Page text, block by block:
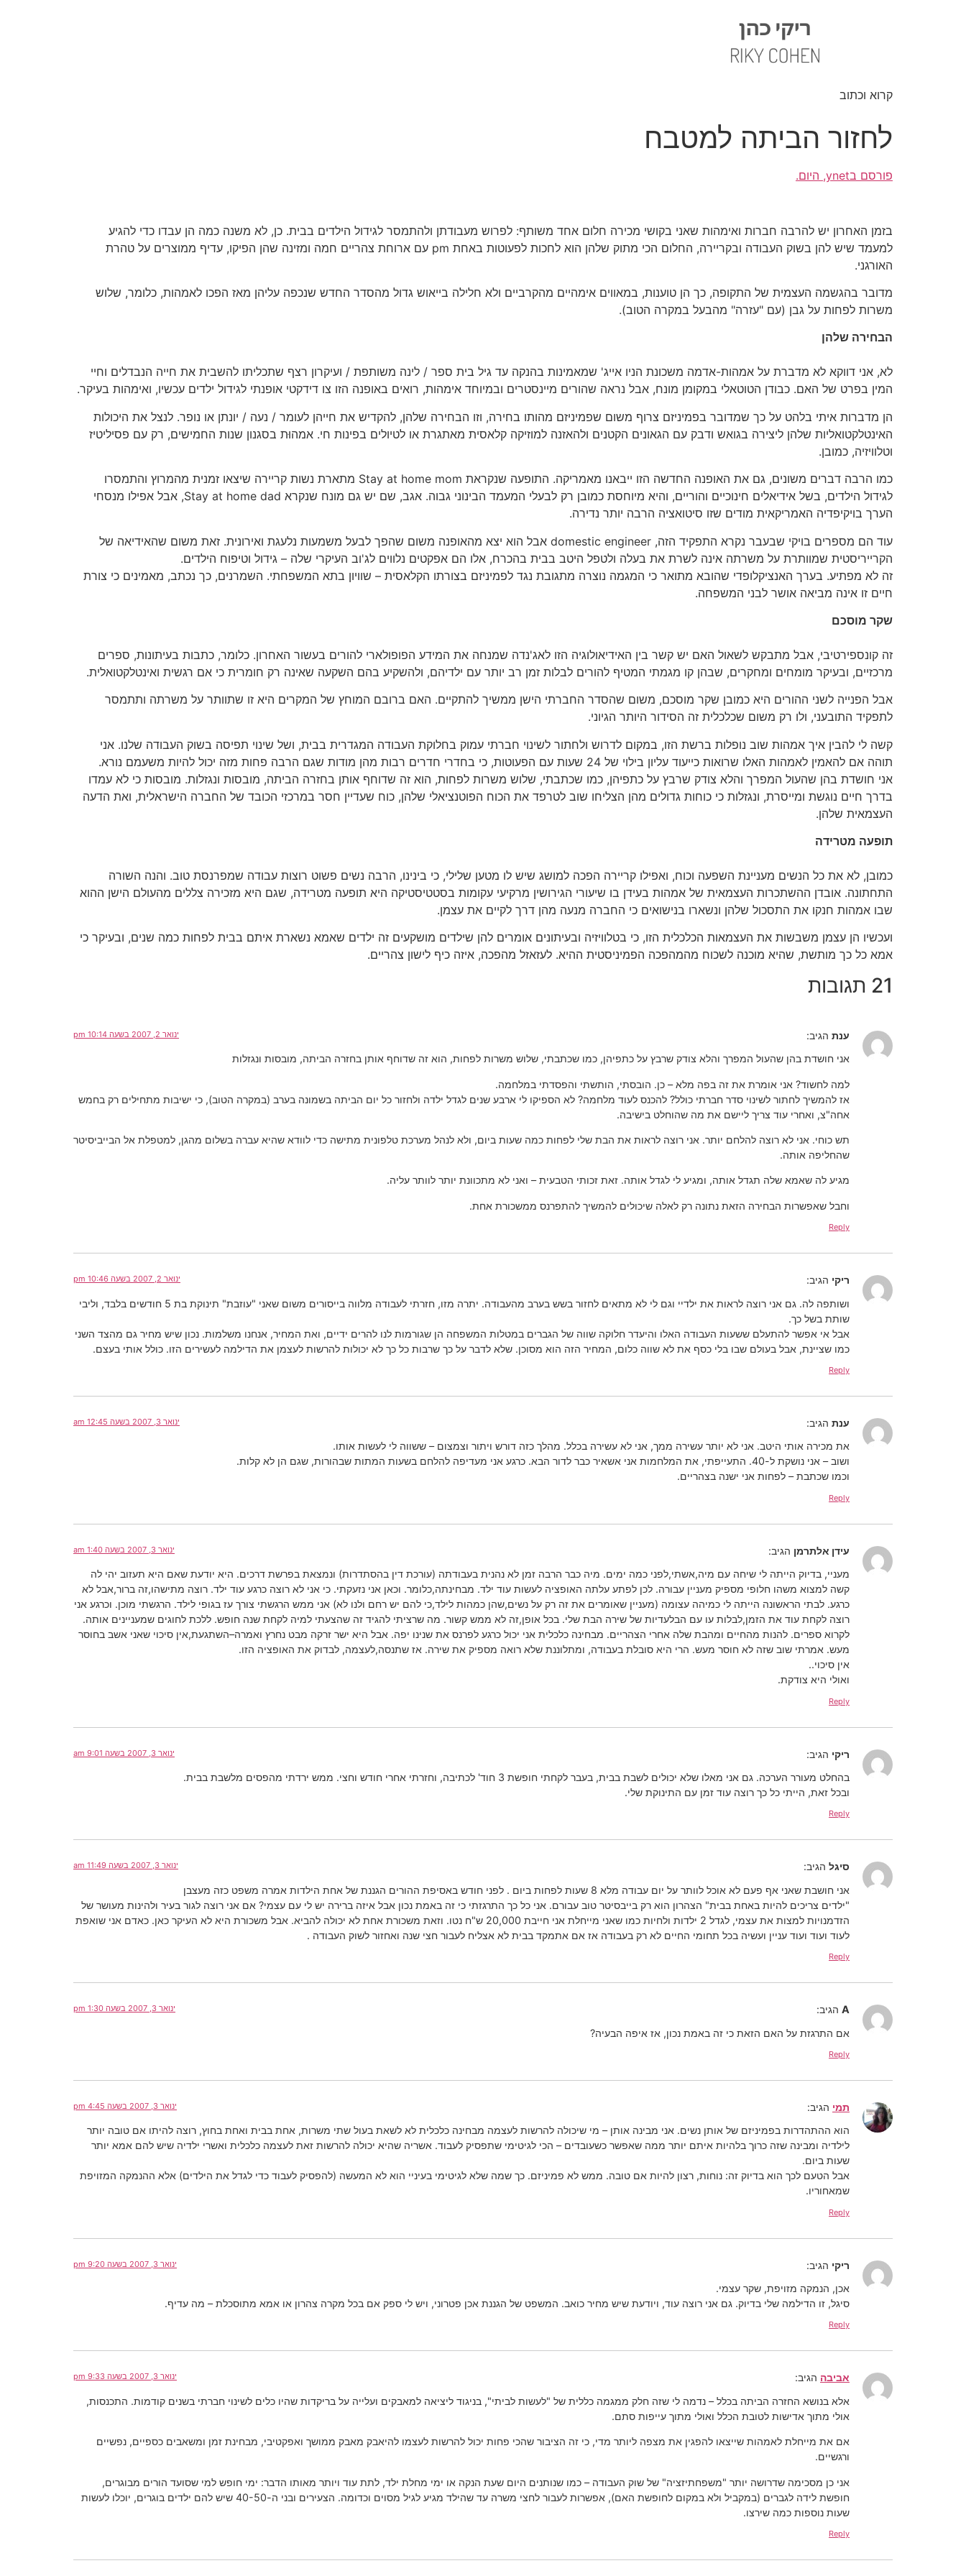
קרוא וכתוב
לחזור הביתה למטבח
פורסם בynet, היום.
בזמן האחרון יש להרבה חברות ואימהות שאני בקושי מכירה חלום אחד משותף: לפרוש מעבודתן ולהתמסר לגידול הילדים בבית. כן, לא משנה כמה הן עבדו כדי להגיע
למעמד שיש להן בשוק העבודה ובקריירה, החלום הכי מתוק שלהן הוא לחכות לפעוטות באחת pm עם ארוחת צהריים חמה ומזינה שהן הפיקו, עדיף ממוצרים על טהרת
האורגני.
מדובר בהגשמה העצמית של התקופה, כך הן טוענות, במאווים אימהיים מהקרביים ולא חלילה בייאוש גדול מהסדר החדש שנכפה עליהן מאז הפכו לאמהות, כלומר, שלוש
משרות לפחות על גבן (עם "עזרה" מהבעל במקרה הטוב).
הבחירה שלהן
לא, אני דווקא לא מדברת על אמהות-אדמה משכונת הניו אייג' שמאמינות בהנקה עד גיל בית ספר / לינה משותפת / ועיקרון רצף שתכליתו להשבית את חייה הנבדלים וחיי
המין בפרט של האם. כבודן הטוטאלי במקומן מונח, אבל נראה שהורים מיינסטרים ובמיוחד אימהות, רואים באופנה הזו צו דידקטי אופנתי לגידול ילדים עכשיו, ואימהות בעיקר.
הן מדברות איתי בלהט על כך שמדובר בפמיניזם צרוף משום שפמיניזם מהותו בחירה, וזו הבחירה שלהן, להקדיש את חייהן לעומר / נעה / יונתן או נופר. לנצל את היכולות
האינטלקטואליות שלהן ליצירה בגואש ודבק עם הגאונים הקטנים ולהאזנה למוזיקה קלאסית מאתגרת או לטיולים בפינות חי. אמהוּת בסגנון שנות החמישים, רק עם פסיליטיז
וטלוויזיה, כמובן.
כמו הרבה דברים משונים, גם את האופנה החדשה הזו ייבאנו מאמריקה. התופעה שנקראת Stay at home mom מתארת נשות קריירה שיצאו זמנית מהמרוץ והתמסרו
לגידול הילדים, בשל אידיאלים חינוכיים והוריים, והיא מיוחסת כמובן רק לבעלי המעמד הבינוני גבוה. אגב, שם יש גם מונח שנקרא Stay at home dad, אבל אפילו מנסחי
הערך בויקיפדיה האמריקאית מודים שזו סיטואציה הרבה יותר נדירה.
עוד הם מספרים בויקי שבעבר נקרא התפקיד הזה, domestic engineer אבל הוא יצא מהאופנה משום שהפך לבעל משמעות נלעגת ואירונית. זאת משום שהאידיאה של
הקרייריסטית שמוותרת על משרתה אינה לשרת את בעלה ולטפל היטב בבית בהכרח, אלו הם אפקטים נלווים לג'וב העיקרי שלה – גידול וטיפוח הילדים.
זה לא מפתיע. בערך האנציקלופדי שהובא מתואר כי המגמה נוצרה מתגובת נגד לפמיניזם בצורתו הקלאסית – שוויון בתא המשפחתי. השמרנים, כך נכתב, מאמינים כי צורת
חיים זו אינה מביאה אושר לבני המשפחה.
שקר מוסכם
זה קונספירטיבי, אבל מתבקש לשאול האם יש קשר בין האידיאולוגיה הזו לאג'נדה שמנחה את המידע הפופולארי להורים בעשור האחרון. כלומר, כתבות בעיתונות, ספרים
מרכזיים, ובעיקר מומחים ומחקרים, שבהן קו מגמתי המטיף להורים לבלות זמן רב יותר עם ילדיהם, ולהשקיע בהם השקעה שאינה רק חומרית כי אם רגשית ואינטלקטואלית.
אבל הפנייה לשני ההורים היא כמובן שקר מוסכם, משום שהסדר החברתי הישן ממשיך להתקיים. האם ברובם המוחץ של המקרים היא זו שתוותר על משרתה ותתמסר
לתפקיד התובעני, ולו רק משום שכלכלית זה הסידור היותר הגיוני.
קשה לי להבין איך אמהות שוב נופלות ברשת הזו, במקום לדרוש ולחתור לשינוי חברתי עמוק בחלוקת העבודה המגדרית בבית, ושל שינוי תפיסה בשוק העבודה שלנו. אני
תוהה אם להאמין לאמהות האלו שרואות כייעוד עליון בילוי של 24 שעות עם הפעוטות, כי בחדרי חדרים רבות מהן מודות שגם הרבה פחות מזה יכול להיות משעמם נורא.
אני חושדת בהן שהעול המפרך והלא צודק שרבץ על כתפיהן, כמו שכתבתי, שלוש משרות לפחות, הוא זה שדוחף אותן בחזרה הביתה, מובסות ונגזלות. מובסות כי לא עמדו
בדרך חיים נוגשת ומייסרת, ונגזלות כי כוחות גדולים מהן הצליחו שוב לטרפד את הכוח הפוטנציאלי שלהן, כוח שעדיין חסר במרכזי הכובד של החברה הישראלית, ואת הדעה
העצמאית שלהן.
תופעה מטרידה
כמובן, לא את כל הנשים מעניינת השפעה וכוח, ואפילו קריירה הפכה למושג שיש לו מטען שלילי, כי בינינו, הרבה נשים פשוט רוצות עבודה שמפרנסת טוב. והנה השורה
התחתונה. אובדן ההשתכרות העצמאית של אמהות בעידן בו שיעורי הגירושין מרקיעי עקומות בסטטיסטיקה היא תופעה מטרידה, שגם היא מזכירה צללים מהעולם הישן ההוא
שבו אמהות חנקו את התסכול שלהן ונשארו בנישואים כי החברה מנעה מהן דרך לקיים את עצמן.
ועכשיו הן עצמן משבשות את העצמאות הכלכלית הזו, כי בטלוויזיה ובעיתונים אומרים להן שילדים מושקעים זה ילדים שאמא נשארת איתם בבית לפחות כמה שנים, ובעיקר כי
אמא כל כך מותשת, שהיא מוכנה לשכוח מהמהפכה הפמיניסטית ההיא. לעזאזל מהפכה, איזה כיף לישון צהריים.
21 תגובות
ענת הגיב: ינואר 2, 2007 בשעה 10:14 pm
אני חושדת בהן שהעול המפרך והלא צודק שרבץ על כתפיהן, כמו שכתבתי, שלוש משרות לפחות, הוא זה שדוחף אותן בחזרה הביתה, מובסות ונגזלות
למה לחשוד? אני אומרת את זה בפה מלא – כן. הובסתי, הותשתי והפסדתי במלחמה.
אז להמשיך לחתור לשינוי סדר חברתי כולל? להכנס לעוד מלחמה? לא הספיקו לי ארבע שנים לגדל ילדה ולחזור כל יום הביתה בשמונה בערב (במקרה הטוב), כי ישיבות מתחילים רק בחמש
אחה"צ, ואחרי עוד צריך ליישם את מה שהוחלט בישיבה.
תש כוחי. אני לא רוצה להלחם יותר. אני רוצה לראות את הבת שלי לפחות כמה שעות ביום, ולא לנהל מערכת טלפונית מתישה כדי לוודא שהיא עברה בשלום מהגן, למטפלת אל הבייביסיטר
שהחליפה אותה.
מגיע לה שאמא שלה תגדל אותה, ומגיע לי לגדל אותה. זאת זכותי הטבעית – ואני לא מתכוונת יותר לוותר עליה.
וחבל שאפשרות הבחירה הזאת נתונה רק לאלה שיכולים להמשיך להתפרנס ממשכורת אחת.
Reply
ריקי הגיב: ינואר 2, 2007 בשעה 10:46 pm
ושותפה לה. גם אני רוצה לראות את ילדיי וגם לי לא מתאים לחזור בשש בערב מהעבודה. יתרה מזו, חזרתי לעבודה מלווה בייסורים משום שאני "עוזבת" תינוקת בת 5 חודשים בלבד, וליבי
שותת בשל כך.
אבל אי אפשר להתעלם ששעות העבודה האלו והיעדר חלוקה שווה של הגברים במטלות המשפחה הן שגורמות לנו להרים ידיים, ואת המחיר, אנחנו משלמות. נכון שיש מחיר גם מהצד השני
כמו שציינת, אבל בעולם שבו בלי כסף את לא שווה כלום, המחיר הזה הוא מסוכן. שלא לדבר על כך שרבות כל כך לא יכולות להרשות לעצמן את הדילמה לעשירים הזו. כולל אותי בעצם.
Reply
ענת הגיב: ינואר 3, 2007 בשעה 12:45 am
את מכירה אותי היטב. אני לא יותר עשירה ממך, אני לא עשירה בכלל. מהלך כזה דורש ויתור וצמצום – ששווה לי לעשות אותו.
ושוב – אני נושקת ל-40. התעייפתי, את המלחמות אני אשאיר כבר לדור הבא. כרגע אני מעדיפה להלחם בשעות המתות שבהורות, שגם הן לא קלות.
וכמו שכתבת – לפחות אני ישנה בצהריים.
Reply
עידן אלתרמן הגיב: ינואר 3, 2007 בשעה 1:40 am
מעניי, בדיוק הייתה לי שיחה עם מיה,אשתי,לפני כמה ימים. מיה כבר הרבה זמן לא נהנית בעבודתה (עורכת דין בהסתדרות) ונמצאת בפרשת דרכים. היא יודעת שאם היא תעזוב יהי לה
קשה למצוא משהו חלופי מספיק מעניין עבורה. לכן לפתע עלתה האופציה לעשות עוד ילד. מבחינתה,כלומר. וכאן אני נזעקתי. כי אני לא רוצה כרגע עוד ילד. רוצה מתישהו,זה ברור,אבל לא
כרגע. לבתי הראשונה הייתה לי כמיהה עצומה (מעניין שאומרים את זה רק על נשים,שהן כמהות לילד,כי להם יש רחם ולנו לא) אני ממש הרגשתי צורך עז בגופי לילד. הרגשתי מוכן. וכרגע אני
רוצה לקחת עוד את הזמן,לבלות עו עם הבלעדיות של שירה הבת שלי. בכל אופן,זה לא ממש קשור. מה שרציתי להגיד זה שהצעתי למיה לקחת שנה חופש. ללכת לחוגים שמעניינים אותה.
לקרוא ספרים. להנות מהחיים ומהבת שלה אחרי הצהריים. מבחינה כלכלית אני יכול כרגע לפרנס את שנינו יפה. אבל היא ישר זרקה מבט נחרץ ואמרה–השתגעת,אין סיכוי שאני אשב בחוסר
מעש. אמרתי שוב שזה לא חוסר מעש. הרי היא סובלת בעבודה, ומתלוננת שלא רואה מספיק את שירה. אז שתנסה,לעצמה, לבדוק את האופציה הזו.
אין סיכוי..
ואולי היא צודקת.
Reply
ריקי הגיב: ינואר 3, 2007 בשעה 9:01 am
בהחלט מעורר הערכה. גם אני מאלו שלא יכולים לשבת בבית, בעבר לקחתי חופשת 3 חוד' לכתיבה, וחזרתי אחרי חודש וחצי. ממש ירדתי מהפסים מלשבת בבית.
ובכל זאת, הייתי כל כך רוצה עוד זמן עם התינוקת שלי.
Reply
סיגל הגיב: ינואר 3, 2007 בשעה 11:49 am
אני חושבת שאני אף פעם לא אוכל לוותר על יום עבודה מלא 8 שעות לפחות ביום . לפני חודש באסיפת ההורים הגננת של אחת הילדות אמרה משפט כזה מעצבן
"ילדים צריכים להיות באחת בבית" הצהרון הוא רק בייבסיטר טוב עבורם. אני כל כך התרגזתי כי זה באמת נכון אבל איזה ברירה יש לי עם עצמי? אם אני רוצה לגור בעיר ולהינות מעושר של
הזדמנויות למצות את עצמי, לגדל 2 ילדות ולחיות כמו שאני מייחלת אני חייבת 20,000 ש"ח נטו. וזאת משכורת אחת לא יכולה להביא. אבל משכורת היא לא העיקר כאן. כאדם אני שואפת
לעוד ועוד ועוד עניין ועשיה בכל תחומי החיים לא רק בעבודה אז אם אתמקד בבית לא אצליח לעבור חצי שנה ואחזור לשוק העבודה .
Reply
A הגיב: ינואר 3, 2007 בשעה 1:30 pm
אם התרגזת על האם הזאת כי זה באמת נכון, אז איפה הבעיה?
Reply
תמי הגיב: ינואר 3, 2007 בשעה 4:45 pm
הוא ההתהדרות בפמיניזם של אותן נשים. אני מבינה אותן – מי שיכולה להרשות לעצמה מבחינה כלכלית לא לשאת בעול שתי משרות, אחת בבית ואחת בחוץ, רוצה להיתו אם טובה יותר
לילדיה ומבינה שזה כרוך בלהיות איתם יותר ממה שאפשר כשעובדים – הכי לגיטימי שתפסיק לעבוד. אשריה שהיא יכולה להרשות זאת לעצמה כלכלית ואשרי ילדיה שיש להם אמא יותר
שעות ביום.
אבל הטעם לכך הוא בדיוק זה: נוחות, רצון להיות אם טובה. ממש לא פמיניזם. כך שמה שלא לגיטימי בעיניי הוא לא המעשה (להפסיק לעבוד כדי לגדל את הילדים) אלא ההנמקה המזויפת
שמאחוריו.
Reply
ריקי הגיב: ינואר 3, 2007 בשעה 9:20 pm
אכן, הנמקה מזויפת, שקר עצמי.
סיגל, זו הדילמה שלי בדיוק. גם אני רוצה עוד, ויודעת שיש מחיר כואב. המשפט של הגננת אכן פטרוני, ויש לי ספק אם בכל מקרה צהרון או אמא מתוסכלת – מה עדיף.
Reply
אביבה הגיב: ינואר 3, 2007 בשעה 9:33 pm
אלא בנושא החזרה הביתה בכלל – נדמה לי שזה חלק ממגמה כללית של "לעשות לביתי", בניגוד ליציאה למאבקים ועלייה על בריקדות שהיו כלים לשינוי חברתי בשנים קודמות. התכנסות,
אולי מתוך אדישות לטובת הכלל ואולי מתוך עייפות סתם.
אם את מייחלת לאמהות שייצאו להפגין את מצפה ליותר מדי, כי זה הציבור שהכי פחות יכול להרשות לעצמו להיאבק מאבק ממושך ואפקטיבי, מבחינת זמן ומשאבים כספיים, נפשיים
ורגשיים.
אני כן מסכימה שדרושה יותר "משפחתיזציה" של שוק העבודה – כמו שנותנים היום שעת הנקה או ימי מחלת ילד, לתת עוד ויותר מאותו הדבר: ימי חופש למי שסועד הורים מבוגרים,
חופשת לידה לגברים (במקביל ולא במקום לחופשת האם), אפשרות לעבור לחצי משרה עד שהילד מגיע לגיל מסוים וכדומה. הצעירים ובני ה-40-50 שיש להם ילדים בוגרים, יוכלו לעשות
שעות נוספות כמה שירצו.
Reply